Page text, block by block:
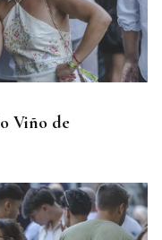
Viño de